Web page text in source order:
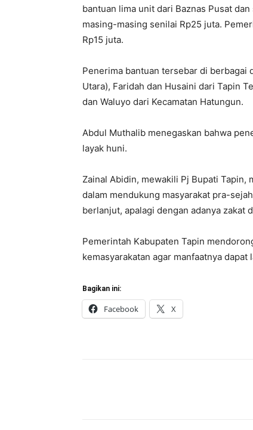
bantuan lima unit dari Baznas Pusat
masing-masing senilai Rp25 juta.
Rp15 juta.
Penerima bantuan tersebar di berbagai
Utara), Faridah dan Husaini dari Tapin
dan Waluyo dari Kecamatan Hatungun.
Abdul Muthalib menegaskan bahwa
layak huni.
Zainal Abidin, mewakili Pj Bupati Tapin,
dalam mendukung masyarakat pra-
berlanjut, apalagi dengan adanya zakat
Pemerintah Kabupaten Tapin
kemasyarakatan agar manfaatnya
Bagikan ini:
Facebook X